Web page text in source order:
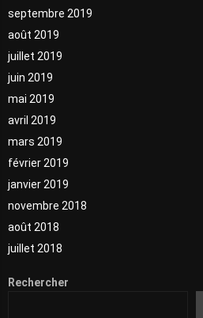
septembre 2019
août 2019
juillet 2019
juin 2019
mai 2019
avril 2019
mars 2019
février 2019
janvier 2019
novembre 2018
août 2018
juillet 2018
Rechercher